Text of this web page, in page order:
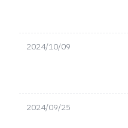
2024/10/09
2024/09/25